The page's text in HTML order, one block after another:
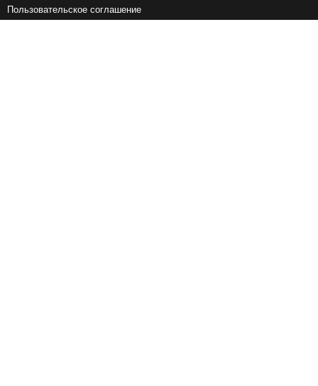
Пользовательское соглашение